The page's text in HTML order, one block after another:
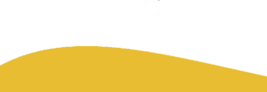
Liên hệ hợp tác: 090 6762 955